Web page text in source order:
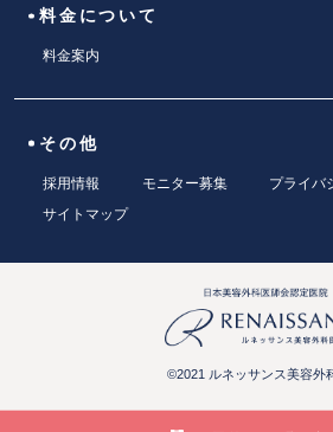
料金について
料金案内
その他
採用情報 モニター募集
プライバ
サイトマップ
©2021 ルネッサンス美容外